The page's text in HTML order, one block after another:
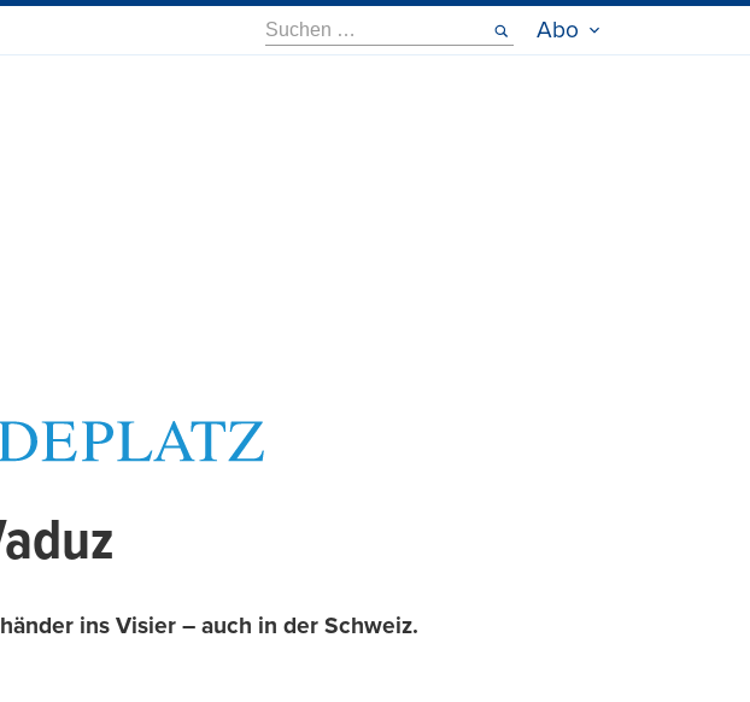
Suche
nach:
Abo
ins Visier – auch in der Schweiz.